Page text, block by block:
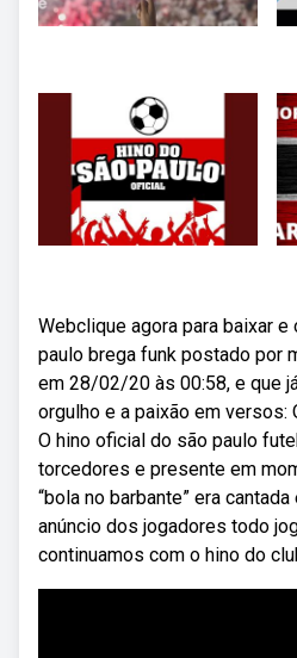
Webclique agora para baixar
paulo brega funk postado por
em 28/02/20 às 00:58, e que
orgulho e a paixão em versos:
O hino oficial do são paulo
torcedores e presente em
“bola no barbante” era
anúncio dos jogadores todo
continuamos com o hino do